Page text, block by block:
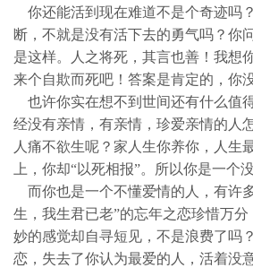
你还能活到现在难道不是个奇迹吗
断，不就是没有活下去的勇气吗？你
是这样。人之将死，其言也善！我想
来个自欺而死吧！答案是肯定的，你
也许你实在想不到世间还有什么值
经没有亲情，有亲情，珍爱亲情的人
人痛不欲生呢？家人生你养你，人生
上，你却“以死相报”。所以你是一个
而你也是一个不懂爱情的人，有许
生，我生君已老”的忘年之恋珍惜万
妙的感觉却自寻短见，不是浪费了吗
恋，失去了你认为最爱的人，活着没